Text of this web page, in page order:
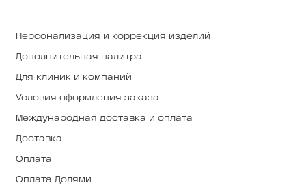
Персонализация и коррекция изделий
Дополнительная палитра
Для клиник и компаний
Условия оформления заказа
Международная доставка и оплата
Доставка
Оплата
Оплата Долями